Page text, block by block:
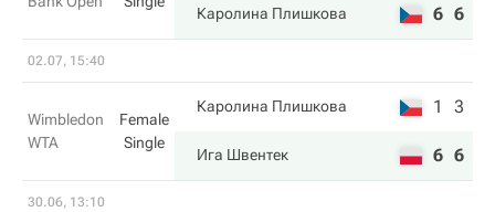
Каролина Плишкова 6 6
02.07, 15:40
Wimbledon
WTA
Female
Single
Каролина Плишкова 1 3
Ига Швентек 6 6
30.06, 13:10